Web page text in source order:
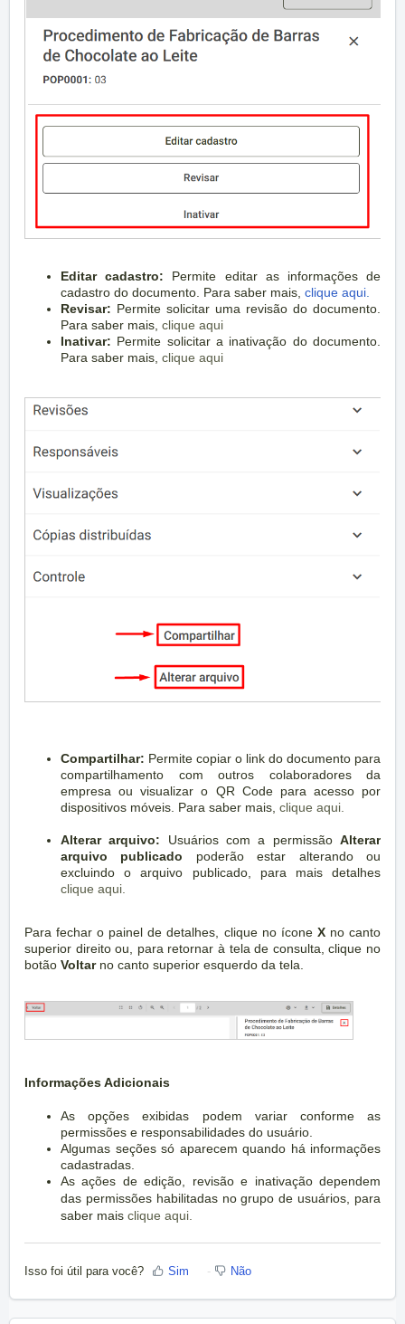
Editar cadastro: Permite editar as informações de
cadastro do documento. Para saber mais, clique aqui.
Revisar: Permite solicitar uma revisão do documento.
Para saber mais, clique aqui
Inativar: Permite solicitar a inativação do documento.
Para saber mais, clique aqui
Compartilhar: Permite copiar o link do documento para
compartilhamento com outros colaboradores da
empresa ou visualizar o QR Code para acesso por
dispositivos móveis. Para saber mais, clique aqui.
Alterar arquivo: Usuários com a permissãoAlterar
arquivo publicado poderão estar alterando ou
excluindo o arquivo publicado, para mais detalhes
clique aqui.
Para fechar o painel de detalhes, clique no íconeXno canto
superior direito ou, para retornar à tela de consulta, clique no
botão Voltar no canto superior esquerdo da tela.
Informações Adicionais
As opções exibidas podem variar conforme as
permissões e responsabilidades do usuário.
Algumas seções só aparecem quando há informações
cadastradas.
As ações de edição, revisão e inativação dependem
das permissões habilitadas no grupo de usuários, para
saber mais clique aqui.
Isso foi útil para você? Sim Não